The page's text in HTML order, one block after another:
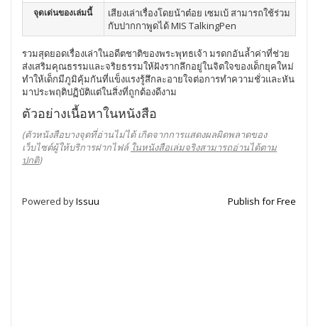
จุดเด่นของเล่มนี้
เสียงเล่าเรื่องโดยน้าต๋อย เซมเบ้ สามารถใช้ร่วม
กับปากกาพูดได้ MIS TalkingPen
รวมสุดยอดเรื่องเล่าในอดีตชาติของพระพุทธเจ้า มรดกอันล้ำค่าที่ช่วย
ส่งเสริมคุณธรรมและจริยธรรมให้ฝังรากลึกอยู่ในจิตใจของเด็กยุคใหม่
ทำให้เด็กมีภูมิคุ้มกันที่แข็งแรงรู้สึกละอายใจต่อการทำความชั่วและหัน
มาประพฤติปฏิบัติแต่ในสิ่งที่ถูกต้องดีงาม
ตัวอย่างเนื้อหาในหนังสือ
(ตัวหนังสือบางจุดที่อ่านไม่ได้ เกิดจากการแสดงผลผิดพลาดของ
เว็บไซต์ผู้ให้บริการฝากไฟล์ ในหนังสือเล่มจริงสามารถอ่านได้ตาม
ปกติ)
Powered byIssuu Publish for Free